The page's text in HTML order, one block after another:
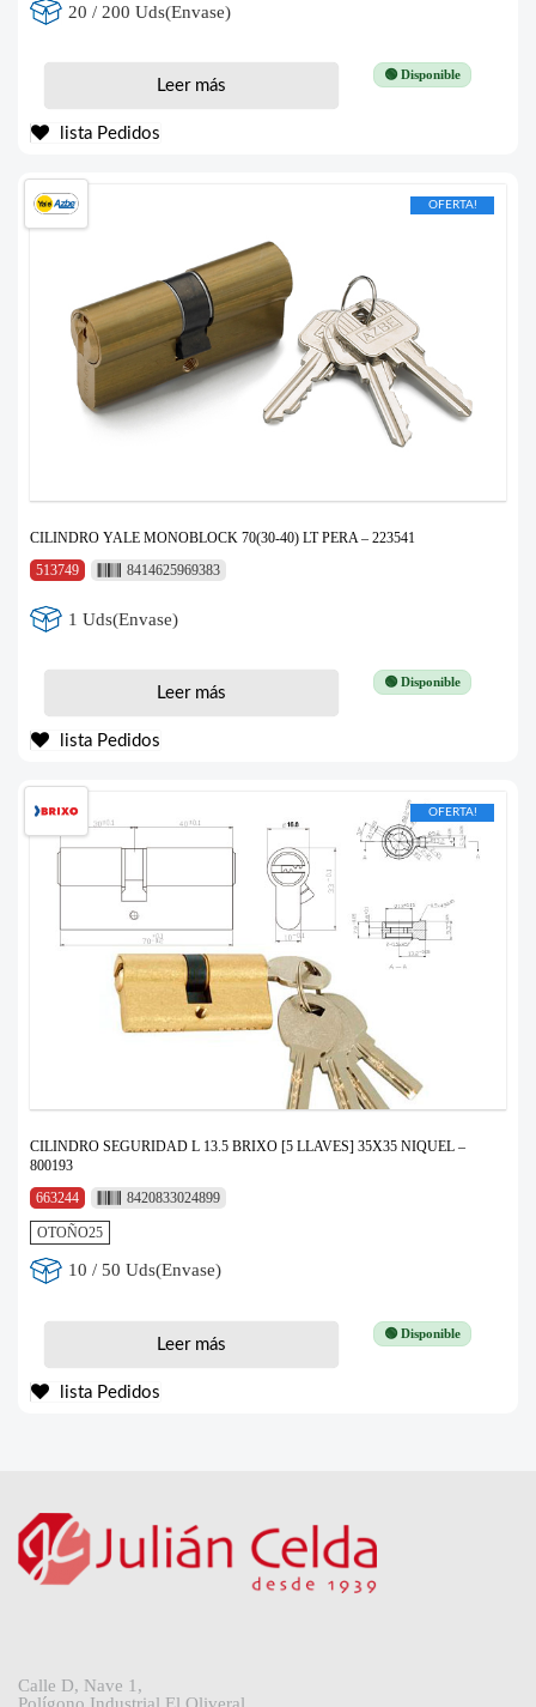
20 / 200 Uds(Envase)
🟢 Disponible
Leer más
lista Pedidos
OFERTA!
CILINDRO YALE MONOBLOCK 70(30-40) LT PERA – 223541
513749
8414625969383
1 Uds(Envase)
🟢 Disponible
Leer más
lista Pedidos
OFERTA!
CILINDRO SEGURIDAD L 13.5 BRIXO [5 LLAVES] 35X35 NIQUEL –
800193
663244
8420833024899
OTOÑO25
10 / 50 Uds(Envase)
🟢 Disponible
Leer más
lista Pedidos
Calle D, Nave 1,
Polígono Industrial El Oliveral,